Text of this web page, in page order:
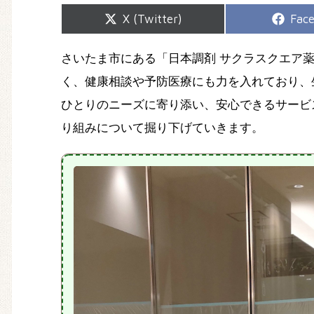
Share
X (Twitter)
さいたま市にある「日本調剤 サクラスクエア
く、健康相談や予防医療にも力を入れており
ひとりのニーズに寄り添い、安心できるサー
り組みについて掘り下げていきます。